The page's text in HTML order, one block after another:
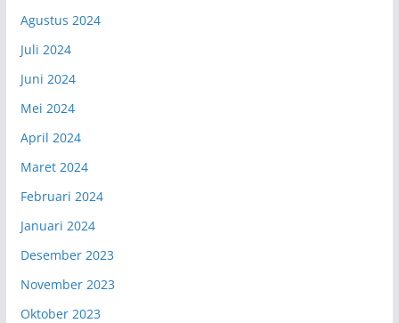
Agustus 2024
Juli 2024
Juni 2024
Mei 2024
April 2024
Maret 2024
Februari 2024
Januari 2024
Desember 2023
November 2023
Oktober 2023